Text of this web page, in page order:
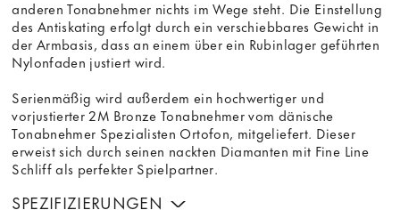
anderen Tonabnehmer nichts im Wege steht. Die Einstellung
des Antiskating erfolgt durch ein verschiebbares Gewicht in
der Armbasis, dass an einem über ein Rubinlager geführten
Nylonfaden justiert wird.
Serienmäßig wird außerdem ein hochwertiger und
vorjustierter 2M Bronze Tonabnehmer vom dänische
Tonabnehmer Spezialisten Ortofon, mitgeliefert. Dieser
erweist sich durch seinen nackten Diamanten mit Fine Line
Schliff als perfekter Spielpartner.
SPEZIFIZIERUNGEN